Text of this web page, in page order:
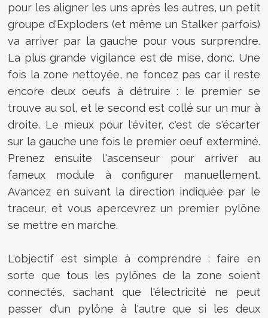
pour les aligner les uns après les autres, un petit
groupe d'Exploders (et même un Stalker parfois)
va arriver par la gauche pour vous surprendre.
La plus grande vigilance est de mise, donc. Une
fois la zone nettoyée, ne foncez pas car il reste
encore deux oeufs à détruire : le premier se
trouve au sol, et le second est collé sur un mur à
droite. Le mieux pour l'éviter, c'est de s'écarter
sur la gauche une fois le premier oeuf exterminé.
Prenez ensuite l'ascenseur pour arriver au
fameux module à configurer manuellement.
Avancez en suivant la direction indiquée par le
traceur, et vous apercevrez un premier pylône
se mettre en marche.
L'objectif est simple à comprendre : faire en
sorte que tous les pylônes de la zone soient
connectés, sachant que l'électricité ne peut
passer d'un pylône à l'autre que si les deux